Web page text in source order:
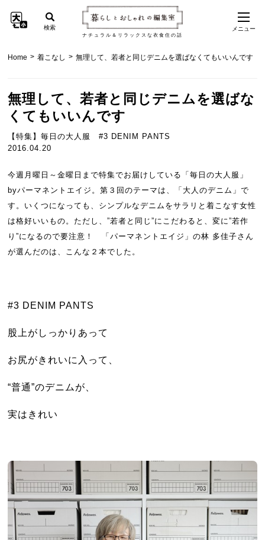
ナチュラル＆リラックスな衣食住の話
検索 メニュー
Home > 着こなし > 無理して、若者と同じデニムを選ばなくてもいいんです
無理して、若者と同じデニムを選ばな
くてもいいんです
【特集】毎日の大人服 #3 DENIM PANTS
2016.04.20
今週月曜日～金曜日まで特集でお届けしている「毎日の大人服」
byパーマネントエイジ。第３回のテーマは、「大人のデニム」で
す。いくつになっても、シンプルなデニムをサラリと着こなす女性
は格好いいもの。ただし、”若者と同じ”にこだわると、変に”若作
り”になるので要注意！ 「パーマネントエイジ」の林 多佳子さん
が選んだのは、こんな２本でした。
#3 DENIM PANTS
股上がしっかりあって
お尻がきれいに入って、
“普通”のデニムが、
実はきれい